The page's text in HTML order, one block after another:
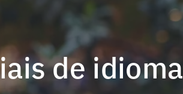
de